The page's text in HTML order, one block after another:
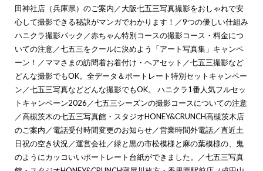
田神社店（兵庫県）のご案内 ／大阪七五三写真撮影をおしゃれで安
心して撮影できる秘訣がマンガでわかります！ ／9つの優しい仕組み
ハニクラ撮影パック ／赤ちゃん特別コースの撮影コース・料金につ
いての注意／七五三をクールに決めよう「アート写真集」キャンペ
ーン！ ／ママさまの訪問着お着付け・ヘアセット ／七五三撮影など
どんな撮影でもOK。全データ＆ポートレート特別セットキャンペー
ン ／七五三写真などどんな撮影でもOK。 ハニクラ1番人気フルセッ
トキャンペーン2026 ／七五三シーズンの撮影コースについての注意
／高槻茨木の七五三写真館・スタジオHONEY&CRUNCH高槻茨木店
のご案内 ／電話受付時間変更のお知らせ／営業時間外電話／直近土
日祝の空き状況 ／運営会社 ／緑と黒の市松模様と麻の葉模様の、鬼
のようにカッコいいポートレート台紙ができました。
／七五三写真